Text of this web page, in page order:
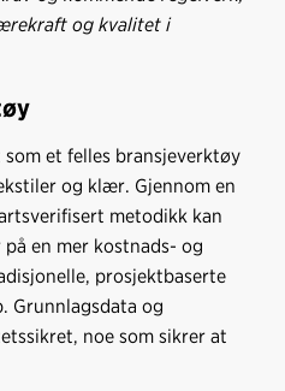
og kvalitet i
et felles bransjeverktøy
og klær. Gjennom en
metodikk kan
en mer kostnads- og
prosjektbaserte
Grunnlagsdata og
noe som sikrer at